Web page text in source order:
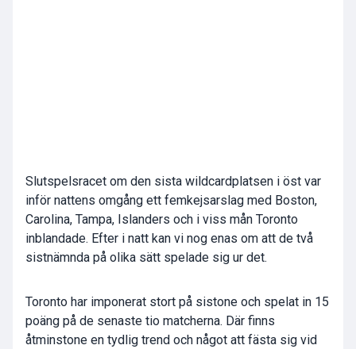
Slutspelsracet om den sista wildcardplatsen i öst var
inför nattens omgång ett femkejsarslag med Boston,
Carolina, Tampa, Islanders och i viss mån Toronto
inblandade. Efter i natt kan vi nog enas om att de två
sistnämnda på olika sätt spelade sig ur det.
Toronto har imponerat stort på sistone och spelat in 15
poäng på de senaste tio matcherna. Där finns
åtminstone en tydlig trend och något att fästa sig vid